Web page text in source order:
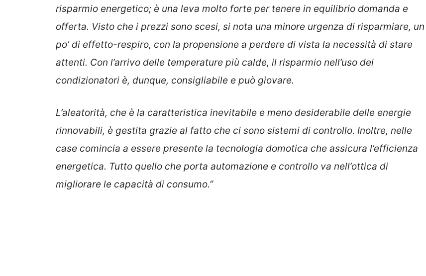
risparmio energetico; è una leva molto forte per tenere in equilibrio domanda e
offerta. Visto che i prezzi sono scesi, si nota una minore urgenza di risparmiare, un
po’ di effetto-respiro, con la propensione a perdere di vista la necessità di stare
attenti. Con l’arrivo delle temperature più calde, il risparmio nell’uso dei
condizionatori è, dunque, consigliabile e può giovare.
L’aleatorità, che è la caratteristica inevitabile e meno desiderabile delle energie
rinnovabili, è gestita grazie al fatto che ci sono sistemi di controllo. Inoltre, nelle
case comincia a essere presente la tecnologia domotica che assicura l’efficienza
energetica. Tutto quello che porta automazione e controllo va nell’ottica di
migliorare le capacità di consumo.”